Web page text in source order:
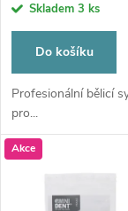
o
d
u
k
r
o
d
u
Skladem 3 ks
Do košíku
Profesionální bělicí
pro...
Akce